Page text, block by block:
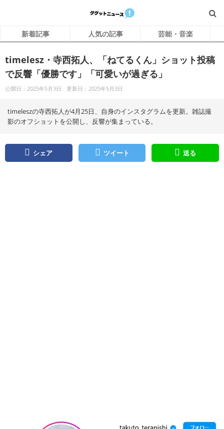
新着記事 人気の記事 芸能・音楽
timelesz・寺西拓人、「ねてるくん」ショット投稿
で反響「優勝です」「可愛いが過ぎる」
公開日：2025年5月3日 更新日：2025年5月3日
timeleszの寺西拓人が4月25日、自身のインスタグラムを更新。雑誌撮
影のオフショットを公開し、反響が集まっている。
シェア ツイート 送る